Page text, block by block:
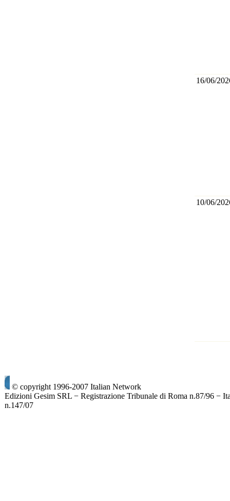
16/06/
10/06/
© copyright 1996-2007 Italian Network
Edizioni Gesim SRL − Registrazione Tribunale di Roma n.87/96 −
n.147/07